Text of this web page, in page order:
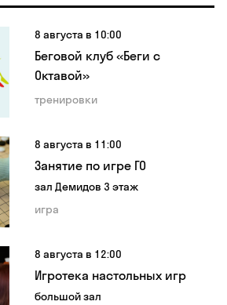
8 августа в 10:00
Беговой клуб «Беги с
Октавой»
тренировки
8 августа в 11:00
Занятие по игре ГО
зал Демидов 3 этаж
игра
8 августа в 12:00
Игротека настольных игр
большой зал